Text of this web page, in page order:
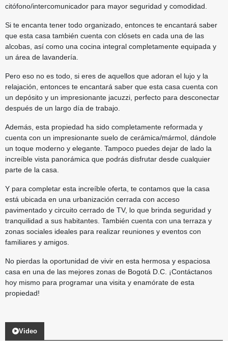
citófono/intercomunicador para mayor seguridad y comodidad.
Si te encanta tener todo organizado, entonces te encantará saber
que esta casa también cuenta con clósets en cada una de las
alcobas, así como una cocina integral completamente equipada y
un área de lavandería.
Pero eso no es todo, si eres de aquellos que adoran el lujo y la
relajación, entonces te encantará saber que esta casa cuenta con
un depósito y un impresionante jacuzzi, perfecto para desconectar
después de un largo día de trabajo.
Además, esta propiedad ha sido completamente reformada y
cuenta con un impresionante suelo de cerámica/mármol, dándole
un toque moderno y elegante. Tampoco puedes dejar de lado la
increíble vista panorámica que podrás disfrutar desde cualquier
parte de la casa.
Y para completar esta increíble oferta, te contamos que la casa
está ubicada en una urbanización cerrada con acceso
pavimentado y circuito cerrado de TV, lo que brinda seguridad y
tranquilidad a sus habitantes. También cuenta con una terraza y
zonas sociales ideales para realizar reuniones y eventos con
familiares y amigos.
No pierdas la oportunidad de vivir en esta hermosa y espaciosa
casa en una de las mejores zonas de Bogotá D.C. ¡Contáctanos
hoy mismo para programar una visita y enamórate de esta
propiedad!
Video